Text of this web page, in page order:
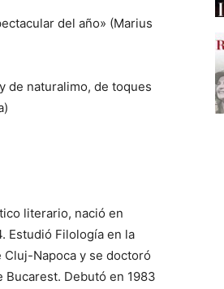
del año» (Marius
de naturalimo, de toques
literario, nació en
Estudió Filología en la
Napoca y se doctoró
Debutó en 1983